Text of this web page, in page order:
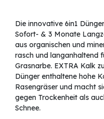
Die innovative 6in1
Sofort- & 3 Monate
aus organischen und
rasch und langanhaltend
Grasnarbe. EXTRA Kalk
Dünger enthaltene hohe
Rasengräser und macht
gegen Trockenheit als
Schnee.